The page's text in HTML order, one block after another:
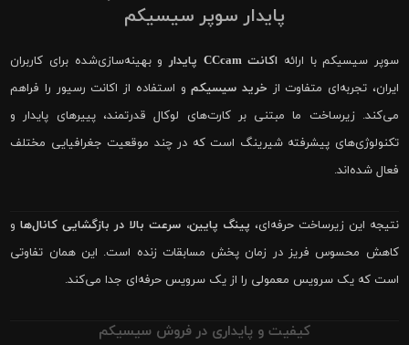
پایدار سوپر سیسیکم
سوپر سیسیکم با ارائه اکانت CCcam پایدار
و بهینه‌سازی‌شده برای کاربران
ایران، تجربه‌ای متفاوت از خرید سیسیکمو استفاده از اکانت رسیور را فراهم
می‌کند. زیرساخت ما مبتنی بر کارت‌های لوکال قدرتمند، پییرهای پایدار و
تکنولوژی‌های پیشرفته شیرینگ است که در چند موقعیت جغرافیایی مختلف
فعال شده‌اند.
نتیجه این زیرساخت حرفه‌ای، پینگ پایین، سرعت بالا در بازگشایی کانال‌هاو
کاهش محسوس فریز در زمان پخش مسابقات زنده است. این همان تفاوتی
است که یک سرویس معمولی را از یک سرویس حرفه‌ای جدا می‌کند.
کیفیت و پایداری در فروش سیسیکم